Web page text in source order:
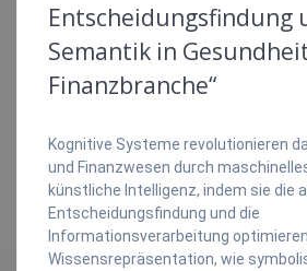
Entscheidungsfindung
Semantik in
Finanzbranche“
Kognitive Systeme revolutionieren
und Finanzwesen durch
künstliche Intelligenz, indem sie die
Entscheidungsfindung und die
Informationsverarbeitung
Wissensrepräsentation, wie